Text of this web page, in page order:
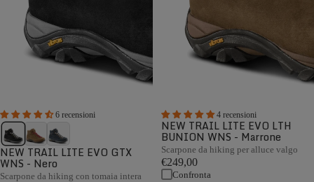
6 recensioni
NEW TRAIL LITE EVO GTX
WNS - Nero
Scarpone da hiking con tomaia intera
4 recensioni
NEW TRAIL LITE EVO LTH
BUNION WNS - Marrone
Scarpone da hiking per alluce valgo
€249,00
Confronta